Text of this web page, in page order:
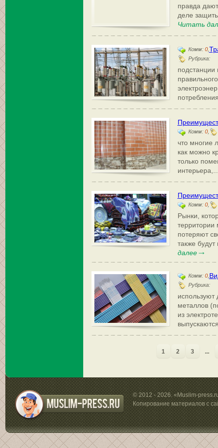
правда
деле
Читать
Комм: 0,
Рубрика:
подстанции
Комм: 0,
что многие
как можно
только
Комм: 0,
Рынки,
территории
потеряют
также
далее
Комм: 0,
Рубрика:
используют
металлов
из
1 2 3 ...
© 2012 - 2026. «Muslim-
Копирование материалов с